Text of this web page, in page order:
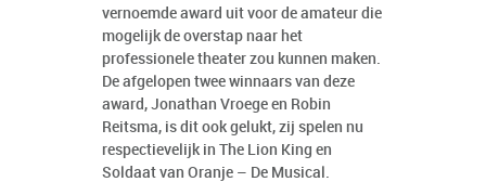
vernoemde award uit voor de amateur die
mogelijk de overstap naar het
professionele theater zou kunnen maken.
De afgelopen twee winnaars van deze
award, Jonathan Vroege en Robin
Reitsma, is dit ook gelukt, zij spelen nu
respectievelijk in The Lion King en
Soldaat van Oranje – De Musical.